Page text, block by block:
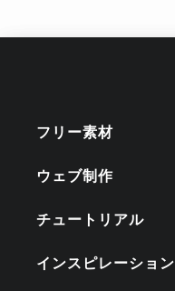
フリー素材
ウェブ制作
チュートリアル
インスピレーション